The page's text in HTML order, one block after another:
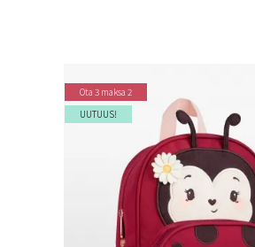
Ota 3 maksa 2
UUTUUS!